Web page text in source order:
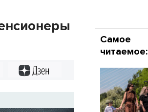
Самое
читаемое: